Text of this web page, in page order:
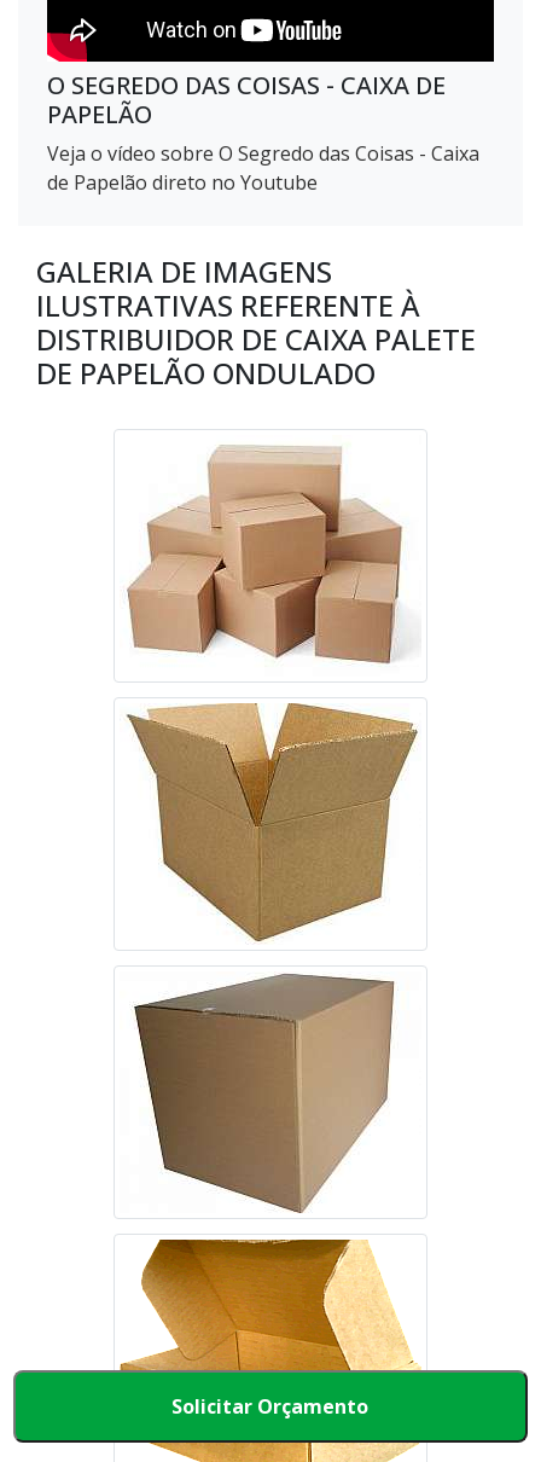
Solicitar Orçamento
O SEGREDO DAS COISAS - CAIXA DE
PAPELÃO
Veja o vídeo sobre O Segredo das Coisas - Caixa
de Papelão direto no Youtube
GALERIA DE IMAGENS
ILUSTRATIVAS REFERENTE À
DISTRIBUIDOR DE CAIXA PALETE
DE PAPELÃO ONDULADO